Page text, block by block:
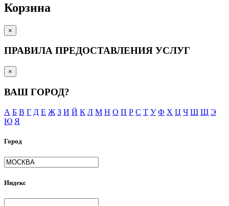
Корзина
×
ПРАВИЛА ПРЕДОСТАВЛЕНИЯ УСЛУГ
×
ВАШ ГОРОД?
А Б В Г Д Е Ж З И Й К Л М Н О П Р С Т У Ф Х Ц Ч Ш Щ Э
Ю Я
Город
Индекс